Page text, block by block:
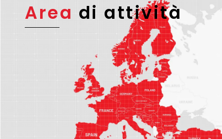
Area di attività